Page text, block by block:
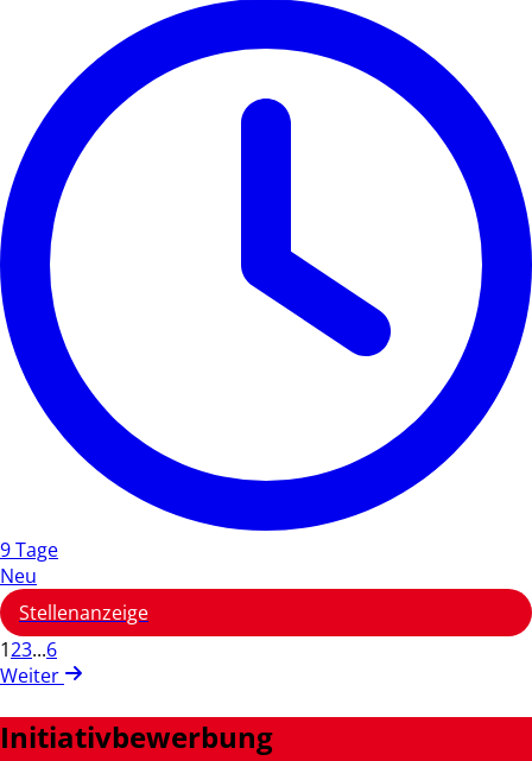
9 Tage
Neu
Stellenanzeige
123...6
Weiter
Initiativbewerbung